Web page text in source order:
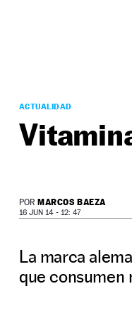
ACTUALIDAD
POR MARCOS BAEZA
16 JUN 14 - 12: 47
La marca
que consumen